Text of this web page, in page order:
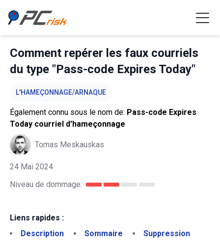
Comment repérer les faux courriels
du type "Pass-code Expires Today"
L'HAMEÇONNAGE/ARNAQUE
Également connu sous le nom de: Pass-code Expires
Today courriel d'hameçonnage
Tomas Meskauskas
24 Mai 2024
Niveau de dommage:
Liens rapides :
Description
Sommaire
Suppression